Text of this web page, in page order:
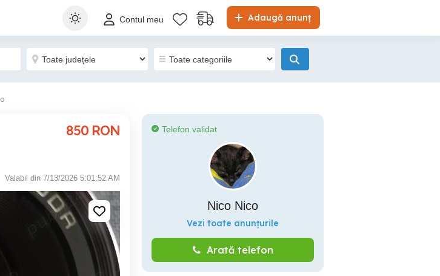
Adaugă anunț
Contul meu
850 RON
Valabil din 7/13/2026 5:01:52 AM
Telefon validat
Nico Nico
Vezi toate anunțurile
Arată telefon